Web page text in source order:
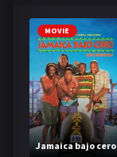
MOVIE
Jamaica bajo cero